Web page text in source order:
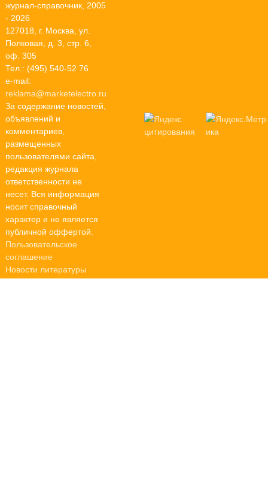
журнал-справочник, 2005
- 2026
127018, г. Москва, ул.
Полковая, д. 3, стр. 6,
оф. 305
Тел.: (495) 540-52 76
e-mail:
reklama@marketelectro.ru
За содержание новостей,
объявлений и
комментариев,
размещенных
пользователями сайта,
редакция журнала
ответственности не
несет. Вся информация
носит справочный
характер и не является
публичной оффертой.
Пользовательское
соглашение
Новости литературы